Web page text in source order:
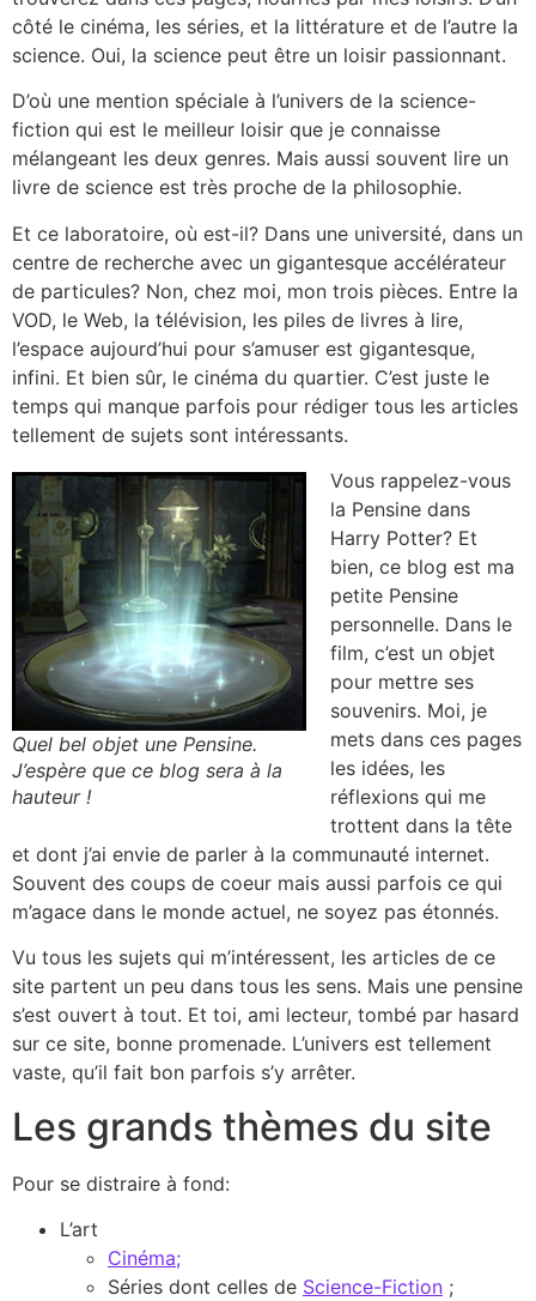
côté le cinéma, les séries, et la littérature et de l’autre la
science. Oui, la science peut être un loisir passionnant.
D’où une mention spéciale à l’univers de la science-
fiction qui est le meilleur loisir que je connaisse
mélangeant les deux genres. Mais aussi souvent lire un
livre de science est très proche de la philosophie.
Et ce laboratoire, où est-il? Dans une université, dans un
centre de recherche avec un gigantesque accélérateur
de particules? Non, chez moi, mon trois pièces. Entre la
VOD, le Web, la télévision, les piles de livres à lire,
l’espace aujourd’hui pour s’amuser est gigantesque,
infini. Et bien sûr, le cinéma du quartier. C’est juste le
temps qui manque parfois pour rédiger tous les articles
tellement de sujets sont intéressants.
Quel bel objet une Pensine.
J’espère que ce blog sera à la
hauteur !
Vous rappelez-vous
la Pensine dans
Harry Potter? Et
bien, ce blog est ma
petite Pensine
personnelle. Dans le
film, c’est un objet
pour mettre ses
souvenirs. Moi, je
mets dans ces pages
les idées, les
réflexions qui me
trottent dans la tête
et dont j’ai envie de parler à la communauté internet.
Souvent des coups de coeur mais aussi parfois ce qui
m’agace dans le monde actuel, ne soyez pas étonnés.
Vu tous les sujets qui m’intéressent, les articles de ce
site partent un peu dans tous les sens. Mais une pensine
s’est ouvert à tout. Et toi, ami lecteur, tombé par hasard
sur ce site, bonne promenade. L’univers est tellement
vaste, qu’il fait bon parfois s’y arrêter.
Les grands thèmes du site
Pour se distraire à fond:
L’art
Cinéma;
Séries dont celles de Science-Fiction ;